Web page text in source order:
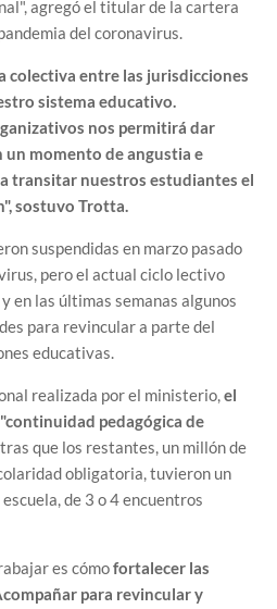
agregó el titular de la cartera
del coronavirus.
colectiva entre las jurisdicciones
sistema educativo.
nos permitirá dar
momento de angustia e
transitar nuestros estudiantes el
sostuvo Trotta.
suspendidas en marzo pasado
pero el actual ciclo lectivo
en las últimas semanas algunos
para revincular a parte del
educativas.
realizada por el ministerio,el
pedagógica de
que los restantes, un millón de
obligatoria, tuvieron un
de 3 o 4 encuentros
es cómofortalecer las
para revincular y